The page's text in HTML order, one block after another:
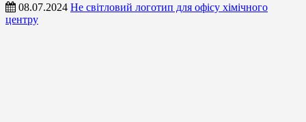
08.07.2024 Не світловий логотип для офісу хімічного
центру